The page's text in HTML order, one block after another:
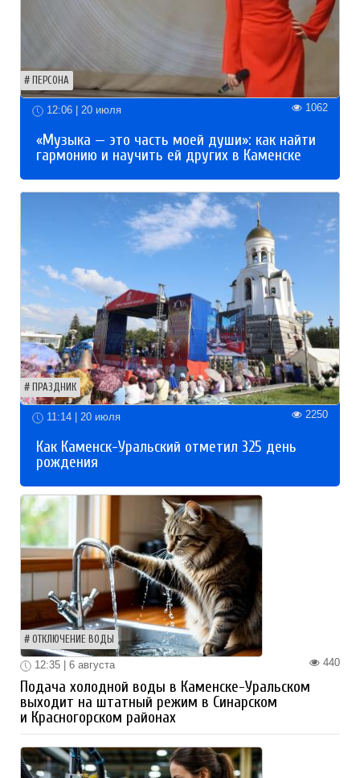
ПЕРСОНА
12:06 | 20 июля 1062
«Музыка — это часть моей души»: как найти
гармонию и научить ей других в Каменске
ПРАЗДНИК
11:14 | 20 июля 2250
Как Каменск-Уральский отметил 325 день
рождения
ОТКЛЮЧЕНИЕ ВОДЫ
440
12:35 | 6 августа
Подача холодной воды в Каменске-Уральском
выходит на штатный режим в Синарском
и Красногорском районах